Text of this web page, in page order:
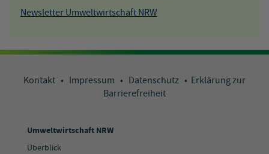
Newsletter Umweltwirtschaft NRW
Kontakt • Impressum • Datenschutz • Erklärung zur
Barrierefreiheit
Umweltwirtschaft NRW
Überblick